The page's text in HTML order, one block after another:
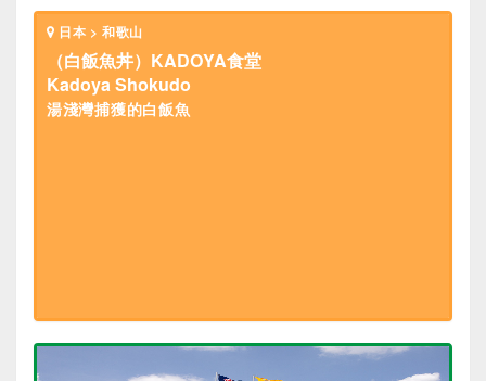
日本 > 和歌山
（白飯魚丼）KADOYA食堂
Kadoya Shokudo
湯淺灣捕獲的白飯魚